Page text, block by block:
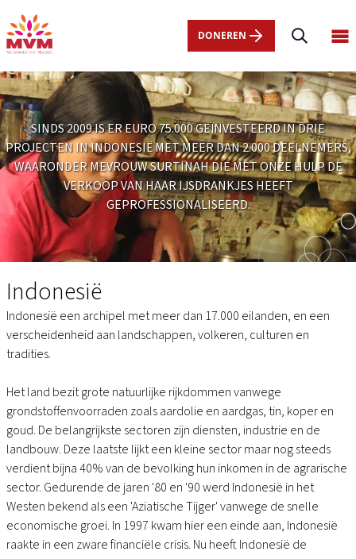
en
naar
inhoud
gaan
Main
navigation
nl
DONEREN
SINDS 2009 IS ER EURO 75.000 GEÏNVESTEERD IN DRIE
PROJECTEN IN INDONESIË MET MEER DAN 2.000 DEELNEMERS,
WAARONDER MEVROUW SURTINAH DIE MET ONZE HULP DE
VERKOOP VAN HAAR IJSDRANKJES HEEFT
GEPROFESSIONALISEERD.
Indonesië
Indonesië
Indonesië een archipel met meer dan 17.000 eilanden, en een
verscheidenheid aan landschappen, volkeren, culturen en
tradities.
Het land bezit grote natuurlijke rijkdommen vanwege
grondstoffenvoorraden zoals aardolie en aardgas, tin, koper en
goud. De belangrijkste sectoren zijn diensten, industrie en de
landbouw. Deze laatste lijkt een kleine sector maar nog steeds
verdient bijna 40% van de bevolking hun inkomen in de agrarische
sector. Gedurende de jaren '80 en '90 werd Indonesië in het
Westen bekend als een 'Aziatische Tijger' vanwege de snelle
economische groei. In 1997 kwam hier een einde aan, Indonesië
raakte in een zware financiële crisis. Nu heeft Indonesië de